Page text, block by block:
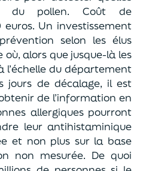
du pollen. Coût de
Un investissement
selon les élus
alors que jusque-là les
l’échelle du département
jours de décalage, il est
de l’information en
allergiques pourront
leur antihistaminique
et non plus sur la base
non mesurée. De quoi